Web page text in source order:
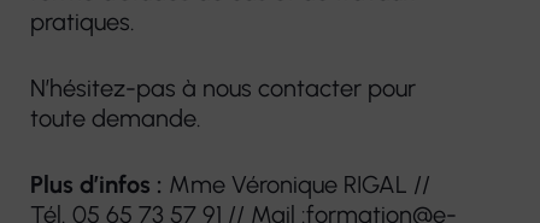
pratiques.
N’hésitez-pas à nous contacter pour
toute demande.
Plus d’infos : Mme Véronique RIGAL //
Tél. 05 65 73 57 91 // Mail :formation@e-